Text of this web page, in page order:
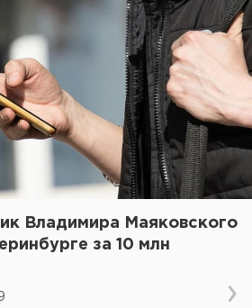
Владимира Маяковского
за 10 млн